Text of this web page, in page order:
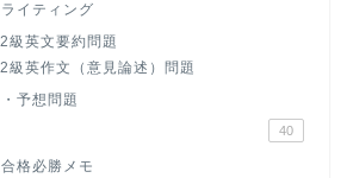
イティング
級英文要約問題
級英作文（意見論述）問題
予想問題
40
格必勝メモ